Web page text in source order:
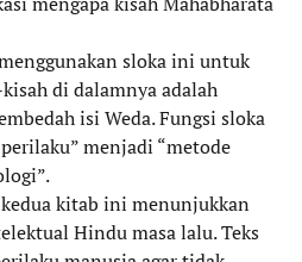
sloka ini untuk
di dalamnya adalah
isi Weda. Fungsi sloka
menjadi “metode
kitab ini menunjukkan
Hindu masa lalu. Teks